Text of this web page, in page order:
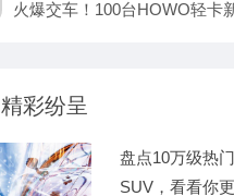
火爆交车！100台HOWO轻卡
精彩纷呈
盘点10万级热
SUV，看看你